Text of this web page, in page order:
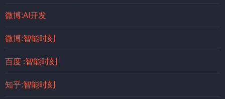
微博:AI开发
微博:智能时刻
百度 :智能时刻
知乎:智能时刻